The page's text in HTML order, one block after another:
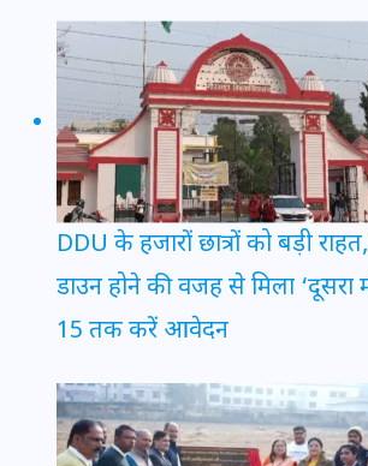
DDU के हजारों छात्रों को बड़ी
डाउन होने की वजह से मिला ‘दूसरा
15 तक करें आवेदन